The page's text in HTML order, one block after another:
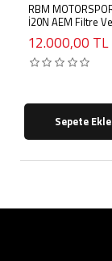
RBM
İ20N AEM Filtre
12.000,00 TL
Sepete Ekle